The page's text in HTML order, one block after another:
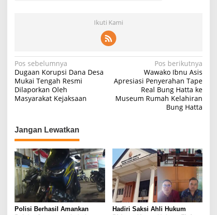
Ikuti Kami
Navigasi
pos
Pos sebelumnya
Dugaan Korupsi Dana Desa
Mukai Tengah Resmi
Dilaporkan Oleh
Masyarakat Kejaksaan
Pos berikutnya
Wawako Ibnu Asis
Apresiasi Penyerahan Tape
Real Bung Hatta ke
Museum Rumah Kelahiran
Bung Hatta
Jangan Lewatkan
Polisi Berhasil Amankan
Hadiri Saksi Ahli Hukum